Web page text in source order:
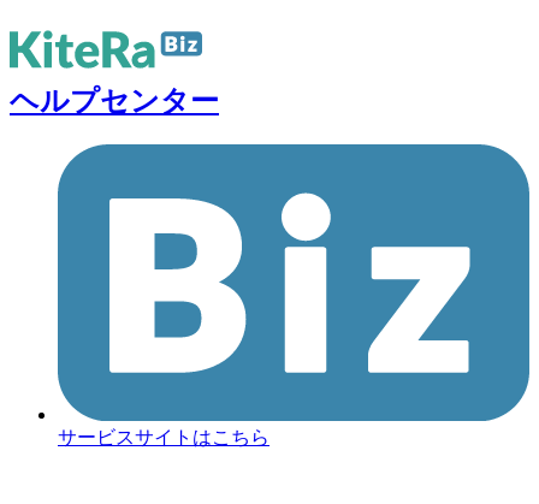
ヘルプセンター
サービスサイトはこちら